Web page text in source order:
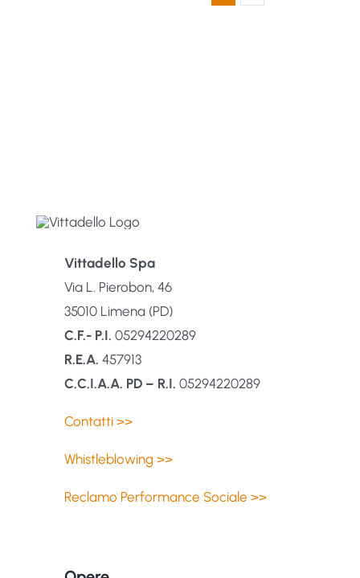
Vittadello Spa
Via L. Pierobon, 46
35010 Limena (PD)
C.F.- P.I. 05294220289
R.E.A. 457913
C.C.I.A.A. PD – R.I. 05294220289
Contatti >>
Whistleblowing >>
Reclamo Performance Sociale >>